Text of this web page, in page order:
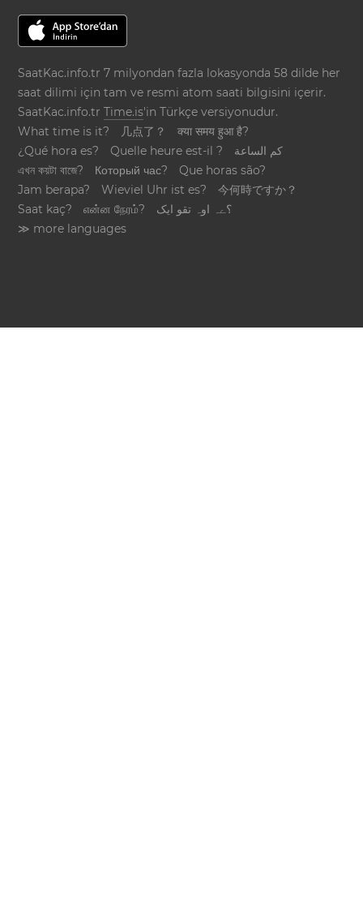
SaatKac.info.tr 7 milyondan fazla lokasyonda 58 dilde her
saat dilimi için tam ve resmi atom saati bilgisini içerir.
SaatKac.info.trTime.is'in Türkçe versiyonudur.
What time is it?
几点了？
क्या समय हुआ है?
¿Qué hora es?
Quelle heure est-il ?
كم الساعة
এখন কয়টা বাজে?
Который час?
Que horas são?
Jam berapa?
Wieviel Uhr ist es?
今何時ですか？
Saat kaç?
என்ன நேரம்?
؟ےہ اوہ تقو ایک
≫ more languages